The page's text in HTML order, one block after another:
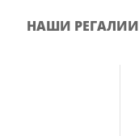
НАШИ РЕГАЛИИ